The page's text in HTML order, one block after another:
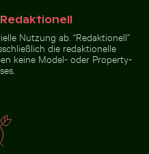
von Mandraki auf der
Nutzung ab. “Redaktionell”
die redaktionelle
keine Model- oder Property-